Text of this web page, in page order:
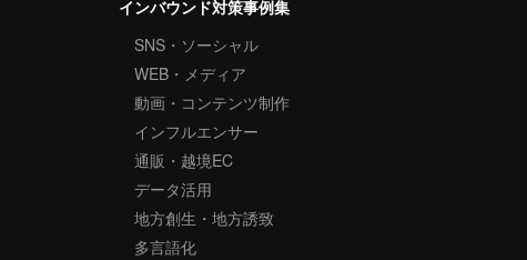
インバウンド対策事例集
SNS・ソーシャル
WEB・メディア
動画・コンテンツ制作
インフルエンサー
通販・越境EC
データ活用
地方創生・地方誘致
多言語化